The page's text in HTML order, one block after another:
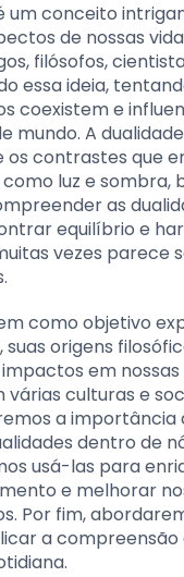
um conceito
de nossas
filósofos,
essa ideia,
coexistem e
mundo. A
os contrastes que
luz e sombra,
as
equilíbrio e
vezes parece
como objetivo
suas origens
em nossas
várias culturas e
a
dentro de
usá-las para
e melhorar
Por fim,
a compreensão